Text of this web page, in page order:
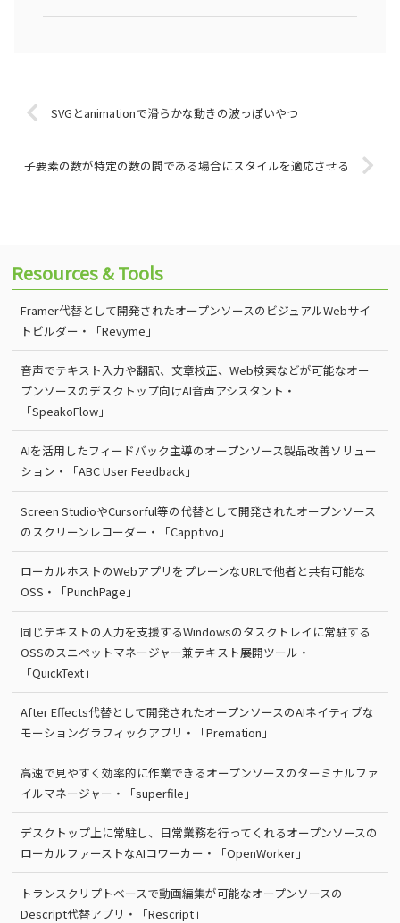
SVGとanimationで滑らかな動きの波っぽいやつ
子要素の数が特定の数の間である場合にスタイルを適応させる
Resources & Tools
Framer代替として開発されたオープンソースのビジュアルWebサイ
トビルダー・「Revyme」
音声でテキスト入力や翻訳、文章校正、Web検索などが可能なオー
プンソースのデスクトップ向けAI音声アシスタント・
「SpeakoFlow」
AIを活用したフィードバック主導のオープンソース製品改善ソリュー
ション・「ABC User Feedback」
Screen StudioやCursorful等の代替として開発されたオープンソース
のスクリーンレコーダー・「Capptivo」
ローカルホストのWebアプリをプレーンなURLで他者と共有可能な
OSS・「PunchPage」
同じテキストの入力を支援するWindowsのタスクトレイに常駐する
OSSのスニペットマネージャー兼テキスト展開ツール・
「QuickText」
After Effects代替として開発されたオープンソースのAIネイティブな
モーショングラフィックアプリ・「Premation」
高速で見やすく効率的に作業できるオープンソースのターミナルファ
イルマネージャー・「superfile」
デスクトップ上に常駐し、日常業務を行ってくれるオープンソースの
ローカルファーストなAIコワーカー・「OpenWorker」
トランスクリプトベースで動画編集が可能なオープンソースの
Descript代替アプリ・「Rescript」